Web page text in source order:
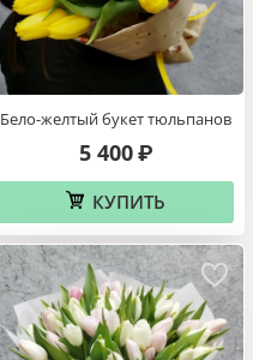
Бело-желтый букет тюльпанов
5 400 ₽
КУПИТЬ